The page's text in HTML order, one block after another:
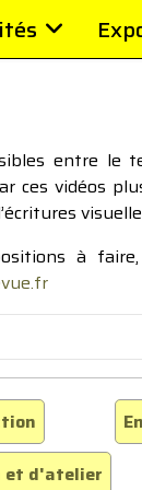
entre
ces vidéos
à
et d'atelier